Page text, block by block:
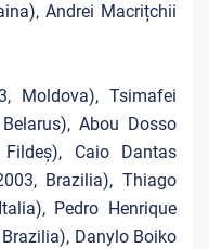
Andrei Macrițchii
Moldova), Tsimafei
Abou Dosso
Caio Dantas
Brazilia), Thiago
Pedro Henrique
Danylo Boiko